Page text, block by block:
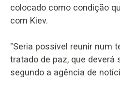
colocado como condição
com Kiev.
"Seria possível reunir num
tratado de paz, que deverá
segundo a agência de